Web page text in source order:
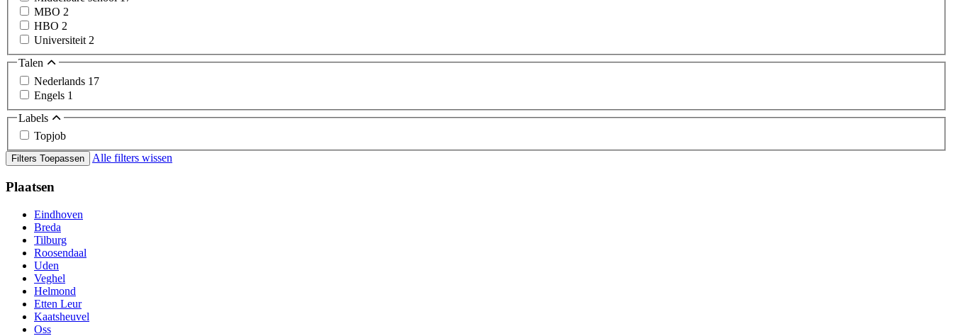
MBO 2
HBO 2
Universiteit 2
Talen
Nederlands 17
Engels 1
Labels
Topjob
Filters Toepassen Alle filters wissen
Plaatsen
Eindhoven
Breda
Tilburg
Roosendaal
Uden
Veghel
Helmond
Etten Leur
Kaatsheuvel
Oss